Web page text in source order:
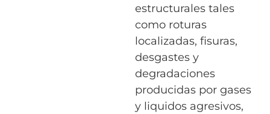
estructurales tales
como roturas
localizadas, fisuras,
desgastes y
degradaciones
producidas por gases
y liquidos agresivos,